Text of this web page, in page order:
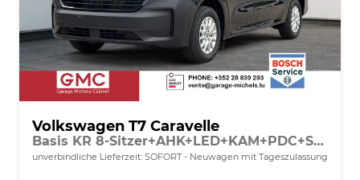
Volkswagen T7 Caravelle
Basis KR 8-Sitzer+AHK+LED+KAM+PDC+SHZ+ALU+GJR
unverbindliche Lieferzeit: SOFORT Neuwagen mit Tageszulassung